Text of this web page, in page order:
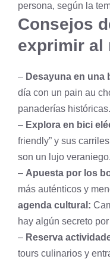
persona, según la
Consejos
exprimir al
– Desayuna en una
día con un pain au
panaderías históricas.
– Explora en bici
friendly” y sus
son un lujo veraniego.
– Apuesta por los
más auténticos y
agenda cultural:
hay algún secreto
– Reserva
tours culinarios y